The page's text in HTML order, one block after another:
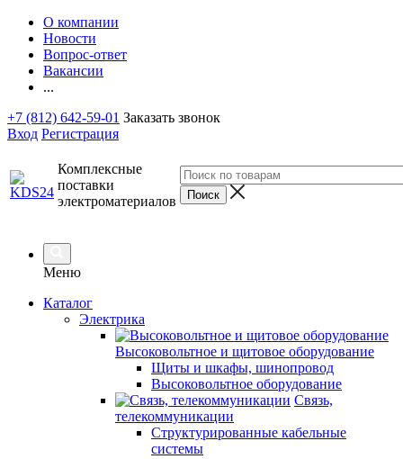
О компании
Новости
Вопрос-ответ
Вакансии
...
+7 (812) 642-59-01 Заказать звонок
Вход Регистрация
Комплексные
поставки
электроматериалов
Меню
Каталог
Электрика
Высоковольтное и щитовое оборудование
Щиты и шкафы, шинопровод
Высоковольтное оборудование
Связь,
телекоммуникации
Структурированные кабельные
системы